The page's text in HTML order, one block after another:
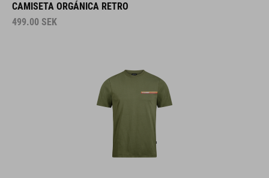
CAMISETA ORGÁNICA RETRO
499.00 SEK